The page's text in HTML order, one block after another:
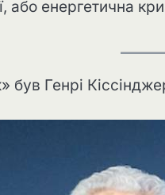
або енергетична
був Генрі